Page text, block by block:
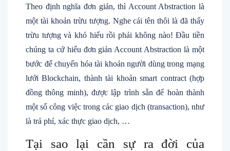
Theo định nghĩa đơn giản, thì Account Abstraction là
một tài khoản trừu tượng. Nghe cái tên thôi là đã thấy
trừu tượng và khó hiểu rồi phải không nào! Đầu tiền
chúng ta cứ hiểu đơn giản Account Abstraction là một
bước để chuyển hóa tài khoản người dùng trong mạng
lưới Blockchain, thành tài khoản smart contract (hợp
đồng thông minh), được lập trình sẵn để hoàn thành
một số công việc trong các giao dịch (transaction), như
là trả phí, xác thực giao dịch, …
Tại sao lại cần sự ra đời của